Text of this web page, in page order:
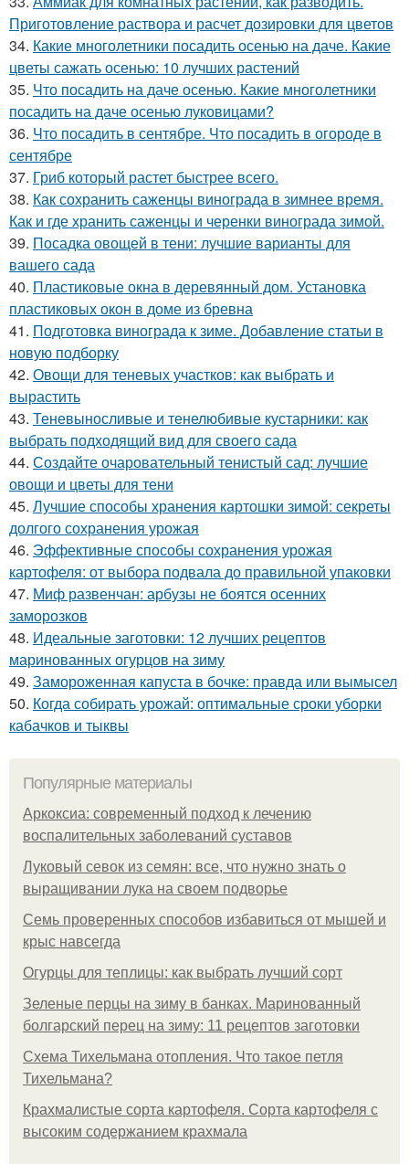
Приготовление раствора и расчет дозировки для цветов
34. Какие многолетники посадить осенью на даче. Какие
цветы сажать осенью: 10 лучших растений
35. Что посадить на даче осенью. Какие многолетники
посадить на даче осенью луковицами?
36. Что посадить в сентябре. Что посадить в огороде в
сентябре
37. Гриб который растет быстрее всего.
38. Как сохранить саженцы винограда в зимнее время.
Как и где хранить саженцы и черенки винограда зимой.
39. Посадка овощей в тени: лучшие варианты для
вашего сада
40. Пластиковые окна в деревянный дом. Установка
пластиковых окон в доме из бревна
41. Подготовка винограда к зиме. Добавление статьи в
новую подборку
42. Овощи для теневых участков: как выбрать и
вырастить
43. Теневыносливые и тенелюбивые кустарники: как
выбрать подходящий вид для своего сада
44. Создайте очаровательный тенистый сад: лучшие
овощи и цветы для тени
45. Лучшие способы хранения картошки зимой: секреты
долгого сохранения урожая
46. Эффективные способы сохранения урожая
картофеля: от выбора подвала до правильной упаковки
47. Миф развенчан: арбузы не боятся осенних
заморозков
48. Идеальные заготовки: 12 лучших рецептов
маринованных огурцов на зиму
49. Замороженная капуста в бочке: правда или вымысел
50. Когда собирать урожай: оптимальные сроки уборки
кабачков и тыквы
Популярные материалы
Аркоксиа: современный подход к лечению
воспалительных заболеваний суставов
Луковый севок из семян: все, что нужно знать о
выращивании лука на своем подворье
Семь проверенных способов избавиться от мышей и
крыс навсегда
Огурцы для теплицы: как выбрать лучший сорт
Зеленые перцы на зиму в банках. Маринованный
болгарский перец на зиму: 11 рецептов заготовки
Схема Тихельмана отопления. Что такое петля
Тихельмана?
Крахмалистые сорта картофеля. Сорта картофеля с
высоким содержанием крахмала